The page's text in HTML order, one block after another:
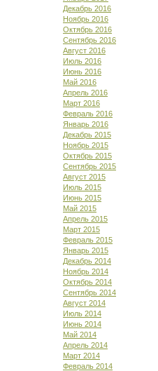
Декабрь 2016
Ноябрь 2016
Октябрь 2016
Сентябрь 2016
Август 2016
Июль 2016
Июнь 2016
Май 2016
Апрель 2016
Март 2016
Февраль 2016
Январь 2016
Декабрь 2015
Ноябрь 2015
Октябрь 2015
Сентябрь 2015
Август 2015
Июль 2015
Июнь 2015
Май 2015
Апрель 2015
Март 2015
Февраль 2015
Январь 2015
Декабрь 2014
Ноябрь 2014
Октябрь 2014
Сентябрь 2014
Август 2014
Июль 2014
Июнь 2014
Май 2014
Апрель 2014
Март 2014
Февраль 2014